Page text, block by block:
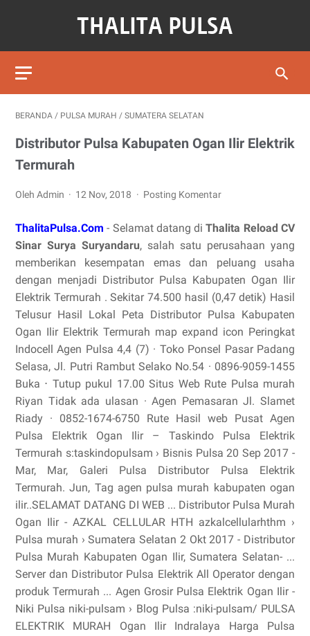
BERANDA / PULSA MURAH / SUMATERA SELATAN
Distributor Pulsa Kabupaten Ogan Ilir Elektrik
Termurah
Oleh Admin 12 Nov, 2018 Posting Komentar
ThalitaPulsa.Com - Selamat datang diThalita Reload CV
Sinar Surya Suryandaru, salah satu perusahaan yang
memberikan kesempatan emas dan peluang usaha
dengan menjadi Distributor Pulsa Kabupaten Ogan Ilir
Elektrik Termurah . Sekitar 74.500 hasil (0,47 detik) Hasil
Telusur Hasil Lokal Peta Distributor Pulsa Kabupaten
Ogan Ilir Elektrik Termurah map expand icon Peringkat
Indocell Agen Pulsa 4,4 (7) · Toko Ponsel Pasar Padang
Selasa, Jl. Putri Rambut Selako No.54 · 0896-9059-1455
Buka ⋅ Tutup pukul 17.00 Situs Web Rute Pulsa murah
Riyan Tidak ada ulasan · Agen Pemasaran Jl. Slamet
Riady · 0852-1674-6750 Rute Hasil web Pusat Agen
Pulsa Elektrik Ogan Ilir – Taskindo Pulsa Elektrik
Termurah s:taskindopulsam › Bisnis Pulsa 20 Sep 2017 -
Mar, Mar, Galeri Pulsa Distributor Pulsa Elektrik
Termurah. Jun, Tag agen pulsa murah kabupaten ogan
ilir..SELAMAT DATANG DI WEB ... Distributor Pulsa Murah
Ogan Ilir - AZKAL CELLULAR HTH azkalcellularhthm ›
Pulsa murah › Sumatera Selatan 2 Okt 2017 - Distributor
Pulsa Murah Kabupaten Ogan Ilir, Sumatera Selatan- ...
Server dan Distributor Pulsa Elektrik All Operator dengan
produk Termurah ... Agen Grosir Pulsa Elektrik Ogan Ilir -
Niki Pulsa niki-pulsam › Blog Pulsa :niki-pulsam/ PULSA
ELEKTRIK MURAH Ogan Ilir Indralaya Harga Pulsa